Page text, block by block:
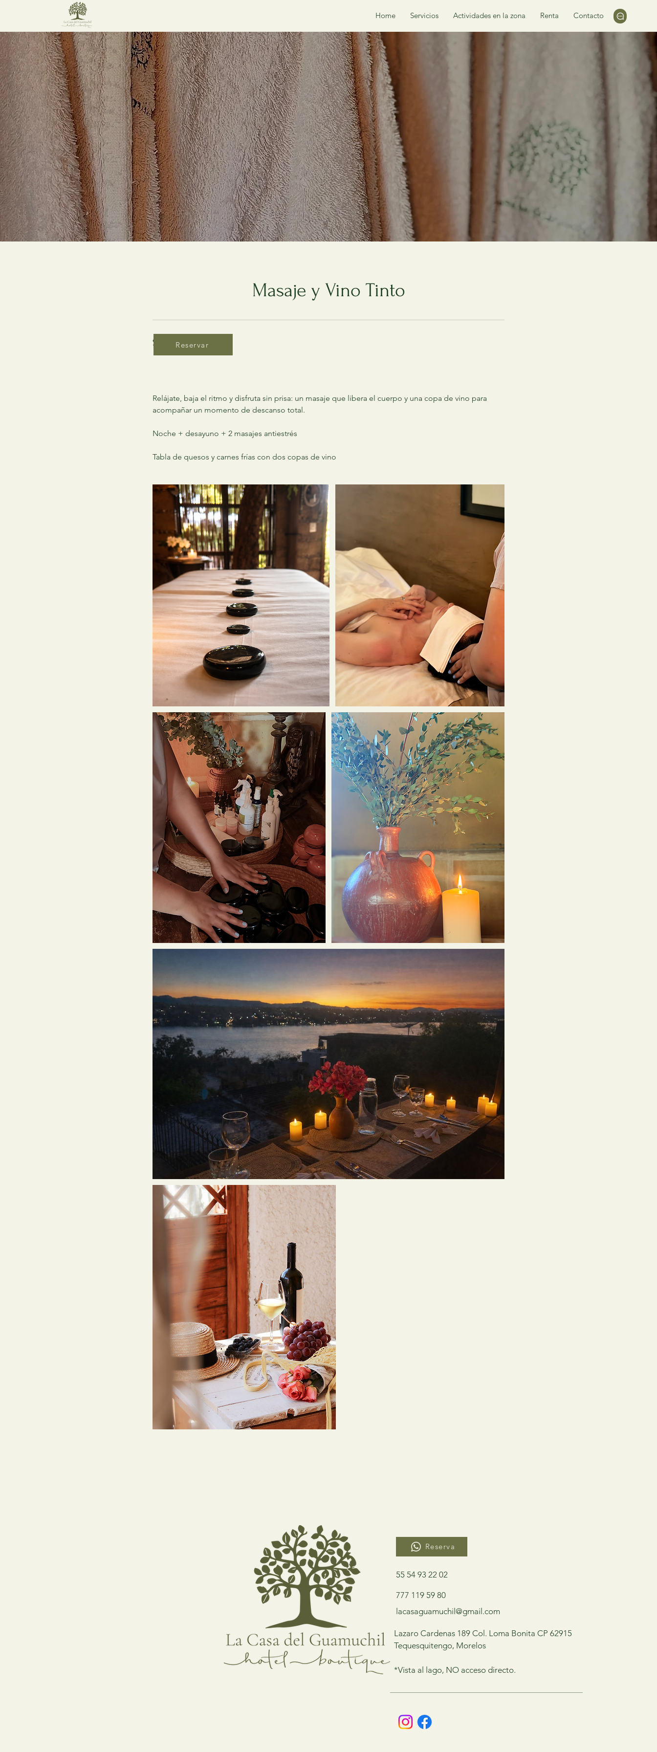
Home Servicios Actividades en la zona Renta Contacto
Masaje y Vino Tinto
Service Description
Relájate, baja el ritmo y disfruta sin prisa: un masaje que libera el cuerpo y una copa de vino para
acompañar un momento de descanso total.
Noche + desayuno + 2 masajes antiestrés
Tabla de quesos y carnes frías con dos copas de vino
Reservar
Reserva
55 54 93 22 02
777 119 59 80
lacasaguamuchil@gmail.com
Lazaro Cardenas 189 Col. Loma Bonita CP 62915
Tequesquitengo, Morelos
*Vista al lago, NO acceso directo.